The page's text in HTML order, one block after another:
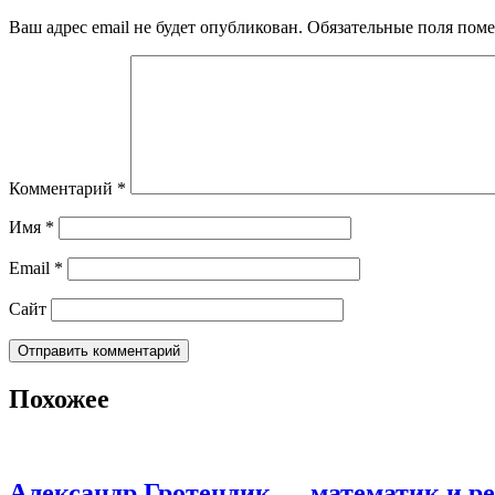
Ваш адрес email не будет опубликован. Обязательные поля
Комментарий *
Имя *
Email *
Сайт
Похожее